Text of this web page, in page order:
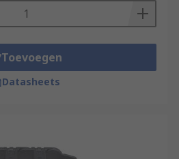
Toevoegen
Datasheets